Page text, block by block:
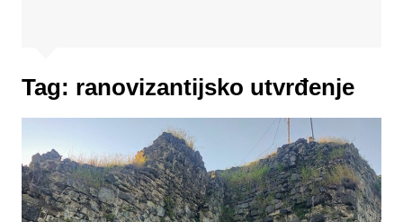
Tag: ranovizantijsko utvrđenje